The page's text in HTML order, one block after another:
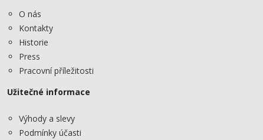
O nás
Kontakty
Historie
Press
Pracovní příležitosti
Užitečné informace
Výhody a slevy
Podmínky účasti